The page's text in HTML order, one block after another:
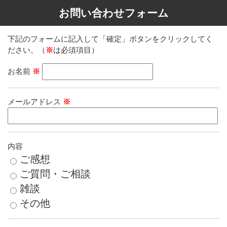
お問い合わせフォーム
下記のフォームに記入して「確定」ボタンをクリックしてく
ださい。（ ※は必須項目）
お名前 ※
メールアドレス ※
内容
ご感想
ご質問・ご相談
雑談
その他